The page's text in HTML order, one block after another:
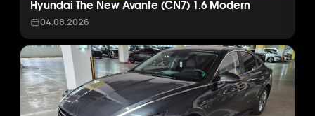
Hyundai The New Avante (CN7) 1.6 Modern
04.08.2026